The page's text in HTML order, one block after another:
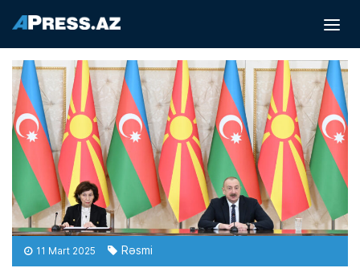
11 Mart 2025 Rəsmi